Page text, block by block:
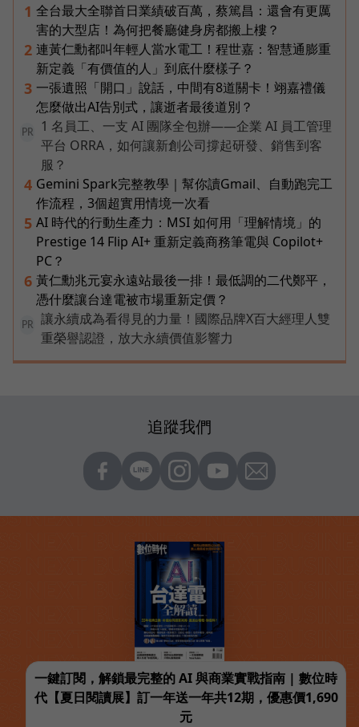
1 全台最大全聯首日業績破百萬，蔡篤昌：還會有更厲
害的大型店！為何把餐廳健身房都搬上樓？
2 連黃仁勳都叫年輕人當水電工！程世嘉：智慧通膨重
新定義「有價值的人」到底什麼樣子？
3 一張遺照「開口」說話，中間有8道關卡！翊嘉禮儀
怎麼做出AI告別式，讓逝者最後道別？
PR
1 名員工、一支 AI 團隊全包辦——企業 AI 員工管理
平台 ORRA，如何讓新創公司撐起研發、銷售到客
服？
4 Gemini Spark完整教學｜幫你讀Gmail、自動跑完工
作流程，3個超實用情境一次看
5 AI 時代的行動生產力：MSI 如何用「理解情境」的
Prestige 14 Flip AI+ 重新定義商務筆電與 Copilot+
PC？
6 黃仁勳兆元宴永遠站最後一排！最低調的二代鄭平，
憑什麼讓台達電被市場重新定價？
PR
讓永續成為看得見的力量！國際品牌X百大經理人雙
重榮譽認證，放大永續價值影響力
追蹤我們
一鍵訂閱，解鎖最完整的 AI 與商業實戰指南 | 數位時
代【夏日閱讀展】訂一年送一年共12期，優惠價1,690
元